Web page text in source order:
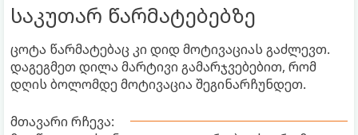
საკუთარ წარმატებებზე
ცოტა წარმატებაც კი დიდ მოტივაციას გაძლევთ.
დაგეგმეთ დილა მარტივი გამარჯვებებით, რომ
დღის ბოლომდე მოტივაცია შეგინარჩუნდეთ.
მთავარი რჩევა: